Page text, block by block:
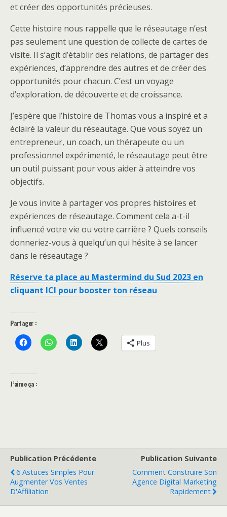
et créer des opportunités précieuses.
Cette histoire nous rappelle que le réseautage n’est
pas seulement une question de collecte de cartes de
visite. Il s’agit d’établir des relations, de partager des
expériences, d’apprendre des autres et de créer des
opportunités pour chacun. C’est un voyage
d’exploration, de découverte et de croissance.
J’espère que l’histoire de Thomas vous a inspiré et a
éclairé la valeur du réseautage. Que vous soyez un
entrepreneur, un coach, un thérapeute ou un
professionnel expérimenté, le réseautage peut être
un outil puissant pour vous aider à atteindre vos
objectifs.
Je vous invite à partager vos propres histoires et
expériences de réseautage. Comment cela a-t-il
influencé votre vie ou votre carrière ? Quels conseils
donneriez-vous à quelqu’un qui hésite à se lancer
dans le réseautage ?
Réserve ta place au Mastermind du Sud 2023 en
cliquant ICI pour booster ton réseau
Partager :
Plus
J’aime ça :
Publication Précédente
6 Astuces Simples Pour
Augmenter Vos Ventes
D'Affiliation
Publication Suivante
Comment Construire Son
Agence Digital Marketing
Rapidement